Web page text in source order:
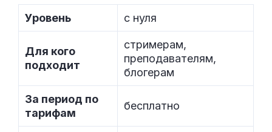
Уровень с нуля
Для кого
подходит
стримерам,
преподавателям,
блогерам
За период по
тарифам
бесплатно